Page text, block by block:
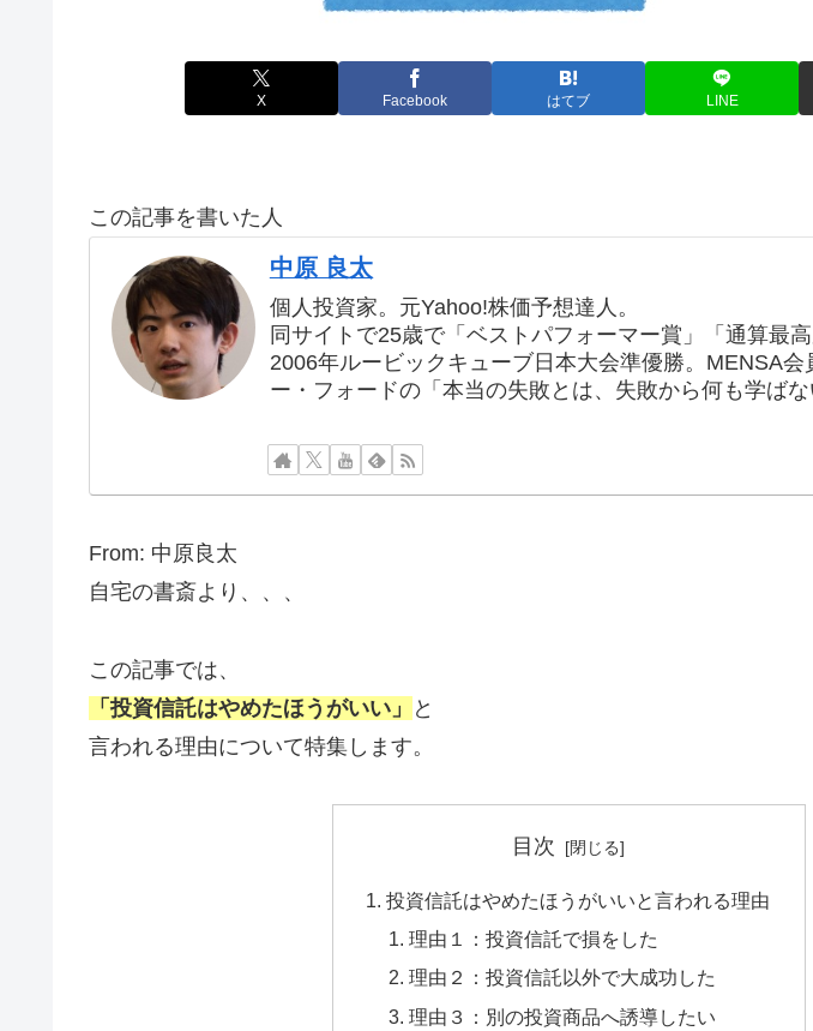
X Facebook はてブ LINE
この記事を書いた人
中原 良太
個人投資家。元Yahoo!株価予想達人。
同サイトで25歳で「ベストパフォーマー賞」「通算最高
2006年ルービックキューブ日本大会準優勝。MENSA会
ー・フォードの「本当の失敗とは、失敗から何も学ばな
From: 中原良太
自宅の書斎より、、、
この記事では、
「投資信託はやめたほうがいい」
と
言われる理由について特集します。
目次
投資信託はやめたほうがいいと言われる理由
理由１：投資信託で損をした
理由２：投資信託以外で大成功した
理由３：別の投資商品へ誘導したい